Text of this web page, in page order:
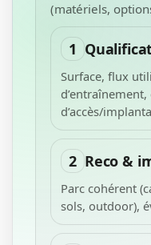
(matériels,
1
Surface, flux
d’accès/
2 Reco &
Parc cohérent
sols, outdoor),